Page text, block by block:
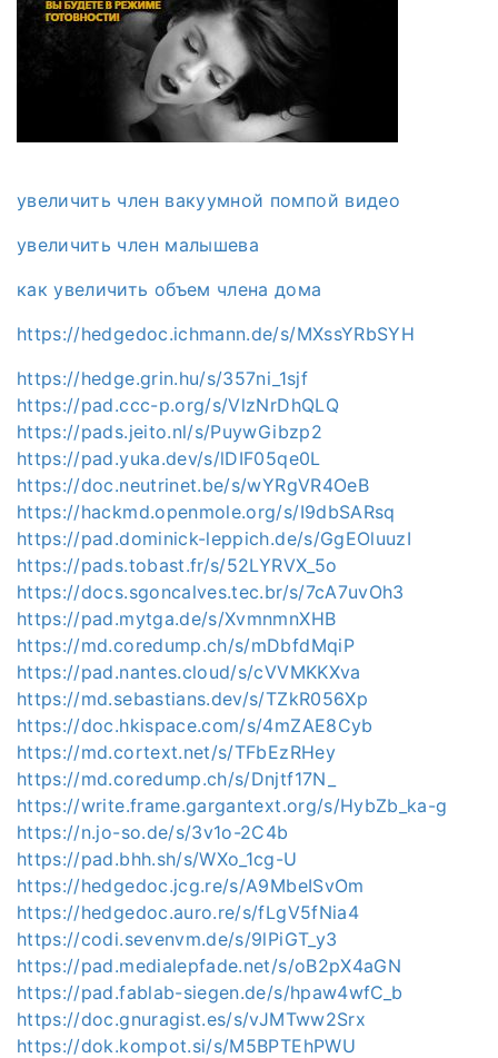
увеличить член вакуумной помпой видео
увеличить член малышева
как увеличить объем члена дома
https://hedgedoc.ichmann.de/s/MXssYRbSYH
https://hedge.grin.hu/s/357ni_1sjf
https://pad.ccc-p.org/s/VlzNrDhQLQ
https://pads.jeito.nl/s/PuywGibzp2
https://pad.yuka.dev/s/lDIF05qe0L
https://doc.neutrinet.be/s/wYRgVR4OeB
https://hackmd.openmole.org/s/I9dbSARsq
https://pad.dominick-leppich.de/s/GgEOluuzI
https://pads.tobast.fr/s/52LYRVX_5o
https://docs.sgoncalves.tec.br/s/7cA7uvOh3
https://pad.mytga.de/s/XvmnmnXHB
https://md.coredump.ch/s/mDbfdMqiP
https://pad.nantes.cloud/s/cVVMKKXva
https://md.sebastians.dev/s/TZkR056Xp
https://doc.hkispace.com/s/4mZAE8Cyb
https://md.cortext.net/s/TFbEzRHey
https://md.coredump.ch/s/Dnjtf17N_
https://write.frame.gargantext.org/s/HybZb_ka-g
https://n.jo-so.de/s/3v1o-2C4b
https://pad.bhh.sh/s/WXo_1cg-U
https://hedgedoc.jcg.re/s/A9MbeISvOm
https://hedgedoc.auro.re/s/fLgV5fNia4
https://codi.sevenvm.de/s/9lPiGT_y3
https://pad.medialepfade.net/s/oB2pX4aGN
https://pad.fablab-siegen.de/s/hpaw4wfC_b
https://doc.gnuragist.es/s/vJMTww2Srx
https://dok.kompot.si/s/M5BPTEhPWU